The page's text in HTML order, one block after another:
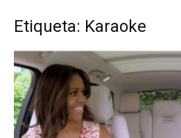
Etiqueta: Karaoke